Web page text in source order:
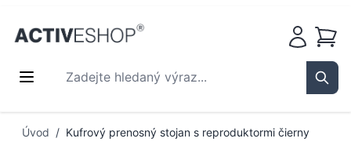
Zadejte hledaný výraz...
Košík
Úvod / Kufrový prenosný stojan s reproduktormi čierny